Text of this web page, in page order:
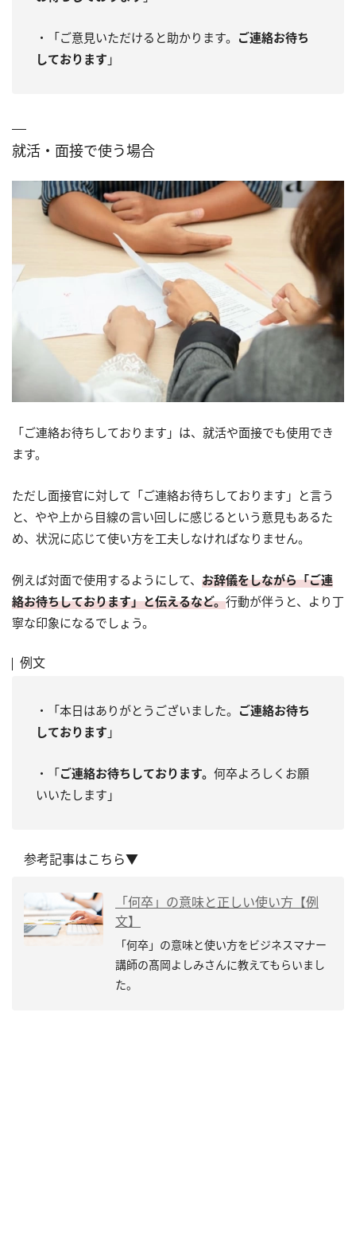
・「ご意見いただけると助かります。 ご連絡お待ち
しております 」
就活・面接で使う場合
「ご連絡お待ちしております」は、就活や面接でも使用でき
ます。
ただし面接官に対して「ご連絡お待ちしております」と言う
と、やや上から目線の言い回しに感じるという意見もあるた
め、状況に応じて使い方を工夫しなければなりません。
例えば対面で使用するようにして、 お辞儀をしながら「ご連
絡お待ちしております」と伝えるなど。行動が伴うと、より丁
寧な印象になるでしょう。
例文
・「本日はありがとうございました。 ご連絡お待ち
しております 」
・「ご連絡お待ちしております。 何卒よろしくお願
いいたします」
参考記事はこちら▼
「何卒」の意味と正しい使い方【例
文】
「何卒」の意味と使い方をビジネスマナー
講師の髙岡よしみさんに教えてもらいまし
た。